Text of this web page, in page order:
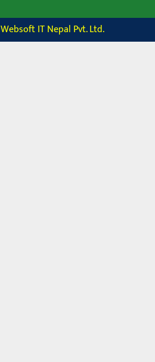
Websoft IT Nepal Pvt. Ltd.